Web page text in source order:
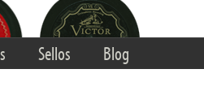
Sellos Blog